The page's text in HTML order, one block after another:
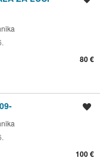
80 €
100 €